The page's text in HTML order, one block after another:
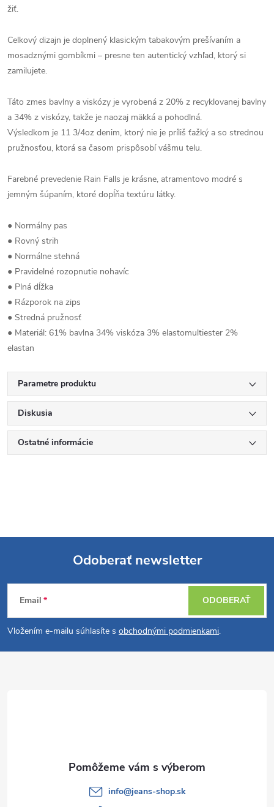
žiť.
Celkový dizajn je doplnený klasickým tabakovým prešívaním a
mosadznými gombíkmi – presne ten autentický vzhľad, ktorý si
zamilujete.
Táto zmes bavlny a viskózy je vyrobená z 20% z recyklovanej bavlny
a 34% z viskózy, takže je naozaj mäkká a pohodlná.
Výsledkom je 11 3/4oz denim, ktorý nie je príliš ťažký a so strednou
pružnosťou, ktorá sa časom prispôsobí vášmu telu.
Farebné prevedenie Rain Falls je krásne, atramentovo modré s
jemným šúpaním, ktoré dopĺňa textúru látky.
● Normálny pas
● Rovný strih
● Normálne stehná
● Pravidelné rozopnutie nohavíc
● Plná dĺžka
● Rázporok na zips
● Stredná pružnosť
● Materiál: 61% bavlna 34% viskóza 3% elastomultiester 2%
elastan
Parametre produktu
Diskusia
Ostatné informácie
Z
á
p
Odoberať newsletter
Email
Vložením e-mailu súhlasíte s obchodnými podmienkami.
ODOBERAŤ
info@jeans-shop.sk